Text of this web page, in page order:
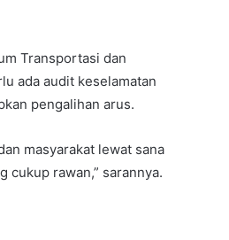
Transportasi dan
ada audit keselamatan
pengalihan arus.
masyarakat lewat sana
cukup rawan,” sarannya.